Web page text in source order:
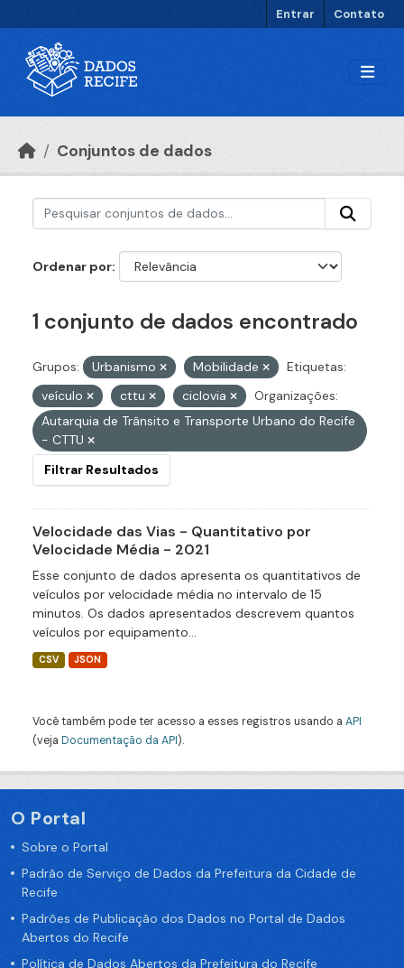
Entrar Contato
Conjuntos de dados
Ordenar por
1 conjunto de dados encontrado
Grupos: Urbanismo Mobilidade
Etiquetas:
veículo
cttu ciclovia
Organizações:
Autarquia de Trânsito e Transporte Urbano do Recife
- CTTU
Filtrar Resultados
Velocidade das Vias - Quantitativo por
Velocidade Média - 2021
Esse conjunto de dados apresenta os quantitativos de
veículos por velocidade média no intervalo de 15
minutos. Os dados apresentados descrevem quantos
veículos por equipamento...
CSV JSON
Você também pode ter acesso a esses registros usando a API
(veja Documentação da API).
O Portal
Sobre o Portal
Padrão de Serviço de Dados da Prefeitura da Cidade de
Recife
Padrões de Publicação dos Dados no Portal de Dados
Abertos do Recife
Política de Dados Abertos da Prefeitura do Recife